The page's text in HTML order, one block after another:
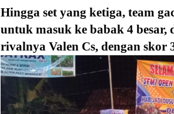
Hingga set yang ketiga, team
untuk masuk ke babak 4 besar,
rivalnya Valen Cs, dengan skor